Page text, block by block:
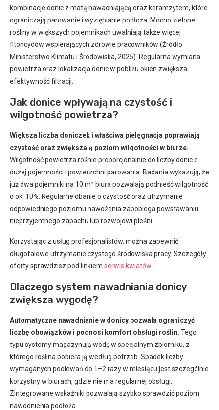
kombinacje donic z matą nawadniającą oraz keramzytem, które
ograniczają parowanie i wyziębianie podłoża. Mocno zielone
rośliny w większych pojemnikach uwalniają także więcej
fitoncydów wspierających zdrowie pracowników (Źródło:
Ministerstwo Klimatu i Środowiska, 2025). Regularna wymiana
powietrza oraz lokalizacja donic w pobliżu okien zwiększa
efektywność filtracji.
Jak donice wpływają na czystość i
wilgotność powietrza?
Większa liczba doniczek i właściwa pielęgnacja poprawiają
czystość oraz zwiększają poziom wilgotności w biurze.
Wilgotność powietrza rośnie proporcjonalnie do liczby donic o
dużej pojemności i powierzchni parowania. Badania wykazują, że
już dwa pojemniki na 10 m² biura pozwalają podnieść wilgotność
o ok. 10%. Regularne dbanie o czystość oraz utrzymanie
odpowiedniego poziomu nawożenia zapobiega powstawaniu
nieprzyjemnego zapachu lub rozwojowi pleśni.
Korzystając z usług profesjonalistów, można zapewnić
długofalowe utrzymanie czystego środowiska pracy. Szczegóły
oferty sprawdzisz pod linkiem serwis kwiatów
Dlaczego system nawadniania donicy
zwiększa wygodę?
Automatyczne nawadnianie w donicy pozwala ograniczyć
liczbę obowiązków i podnosi komfort obsługi roślin. Tego
typu systemy magazynują wodę w specjalnym zbiorniku, z
którego roślina pobiera ją według potrzeb. Spadek liczby
wymaganych podlewań do 1–2 razy w miesiącu jest szczególnie
korzystny w biurach, gdzie nie ma regularnej obsługi.
Zintegrowane wskaźniki pozwalają szybko sprawdzić poziom
nawodnienia podłoża.